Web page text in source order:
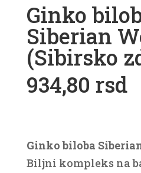
Ginko
Siberian
(Sibirsko
934,80 rsd
Ginko biloba
Biljni kompleks na